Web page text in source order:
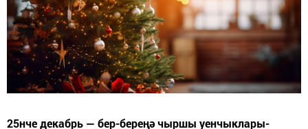
25нче декабрь — бер-береңә чыршы уенчыклары-